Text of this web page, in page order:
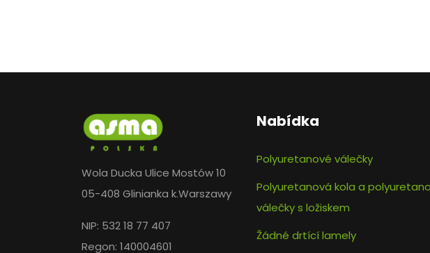
Wola Ducka Ulice Mostów 10
05-408 Glinianka k.Warszawy
NIP: 532 18 77 407
Regon: 140004601
Nabídka
Polyuretanové válečky
Polyuretanová kola a
válečky s ložiskem
Žádné drtící lamely